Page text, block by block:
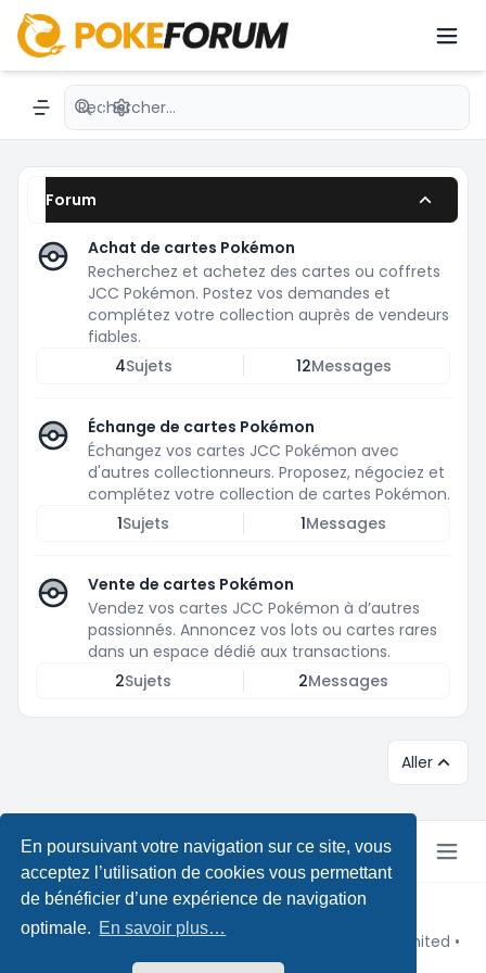
En poursuivant votre navigation sur ce site, vous
acceptez l’utilisation de cookies vous permettant
de bénéficier d’une expérience de navigation
optimale. En savoir plus…
JCC Pokémon
Navigation menu
Recherche avancée
Forum
Achat de cartes Pokémon
Recherchez et achetez des cartes ou coffrets
JCC Pokémon. Postez vos demandes et
complétez votre collection auprès de vendeurs
fiables.
4Sujets 12Messages
Échange de cartes Pokémon
Échangez vos cartes JCC Pokémon avec
d'autres collectionneurs. Proposez, négociez et
complétez votre collection de cartes Pokémon.
1Sujets 1Messages
Vente de cartes Pokémon
Vendez vos cartes JCC Pokémon à d’autres
passionnés. Annoncez vos lots ou cartes rares
dans un espace dédié aux transactions.
2Sujets 2Messages
Aller
Copyright © Pokeforum 2026
Développé par phpBB® Forum Software © phpBB Limited •
Leenoz